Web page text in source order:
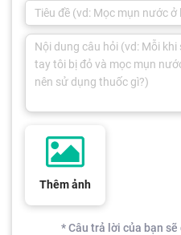
Thêm ảnh
* Câu trả lời của bạn